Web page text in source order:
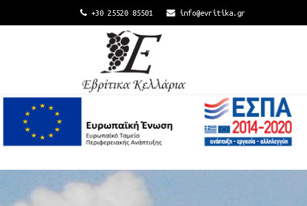
+30 25520 85501 info@evritika.gr